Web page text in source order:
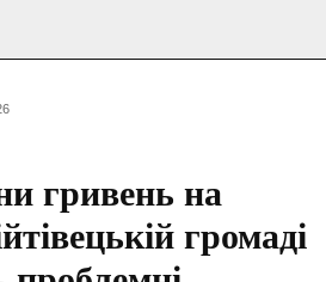
гривень на
громаді